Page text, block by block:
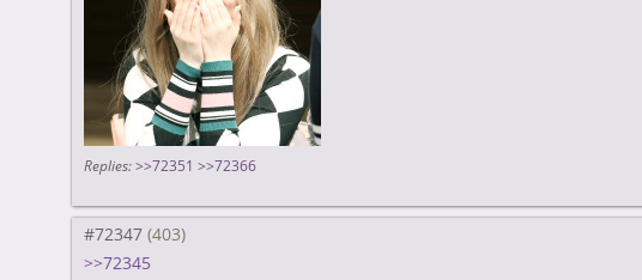
Replies: >>72351 >>72366
#72347
>>72345